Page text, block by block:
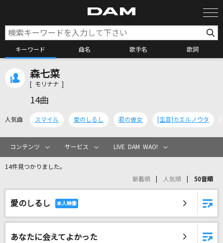
キーワード 曲名 歌手名 歌詞
カラオケリクエスト
リアルタイムで歌われている曲の一覧
すりぃ
森七菜
[ モリナナ ]
14曲
人気曲 スマイル 愛のしるし 君の彼女 [生音]カエルノウタ
コンテンツ サービス LIVE DAM WAO!
14件見つかりました。
新着順 人気順 50音順
愛のしるし
あなたに会えてよかった